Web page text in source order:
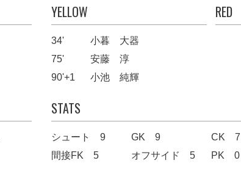
YELLOW
34'
小暮 大器
75'
安藤 淳
90'+1
小池 純輝
RED
STATS
シュート 9 GK 9 CK 7
間接FK 5
オフサイド 5 PK 0